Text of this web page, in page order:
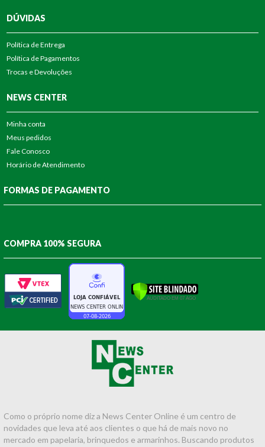
DÚVIDAS
Política de Entrega
Política de Pagamentos
Trocas e Devoluções
NEWS CENTER
Minha conta
Meus pedidos
Fale Conosco
Horário de Atendimento
FORMAS DE PAGAMENTO
COMPRA 100% SEGURA
Como o próprio nome diz a News Center Online é um centro de
novidades que leva até aos clientes o que há de mais novo no
mercado em papelaria, brinquedos e armarinhos. Buscando produtos